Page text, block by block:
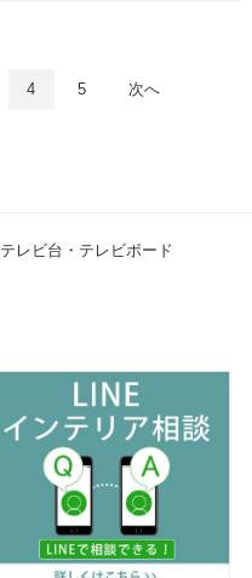
4 5 次へ
テレビ台・テレビボード